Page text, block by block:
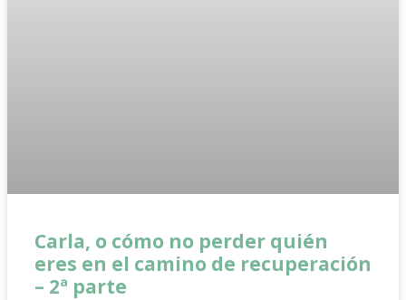
Carla, o cómo no perder quién
eres en el camino de recuperación
– 2ª parte